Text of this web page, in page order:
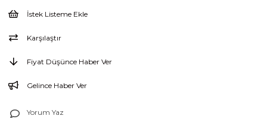
İstek Listeme Ekle
Karşılaştır
Fiyat Düşünce Haber Ver
Gelince Haber Ver
Yorum Yaz